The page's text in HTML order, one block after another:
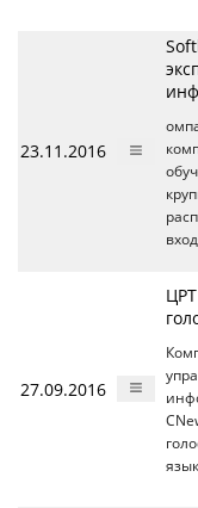
23.11.2016
27.09.2016